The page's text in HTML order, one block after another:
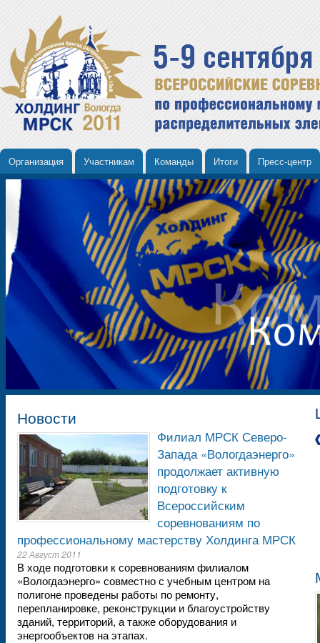
Организация Участникам Команды Итоги Пресс-центр
Новости
Филиал МРСК Северо-
Запада «Вологдаэнерго»
продолжает активную
подготовку к
Всероссийским
соревнованиям по
профессиональному мастерству Холдинга МРСК
22 Август 2011
В ходе подготовки к соревнованиям филиалом
«Вологдаэнерго» совместно с учебным центром на
полигоне проведены работы по ремонту,
перепланировке, реконструкции и благоустройству
зданий, территорий, а также оборудования и
энергообъектов на этапах.